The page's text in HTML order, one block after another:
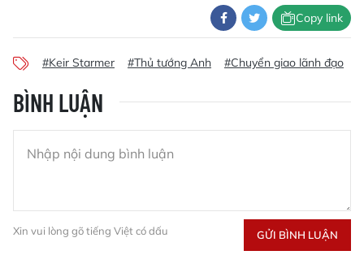
Copy link
#Keir Starmer #Thủ tướng Anh #Chuyển giao lãnh đạo
BÌNH LUẬN
Xin vui lòng gõ tiếng Việt có dấu GỬI BÌNH LUẬN